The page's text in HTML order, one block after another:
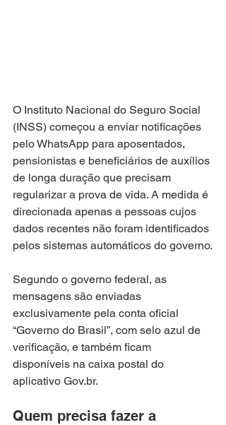
O Instituto Nacional do Seguro Social
(INSS) começou a enviar notificações
pelo WhatsApp para aposentados,
pensionistas e beneficiários de auxílios
de longa duração que precisam
regularizar a prova de vida. A medida é
direcionada apenas a pessoas cujos
dados recentes não foram identificados
pelos sistemas automáticos do governo.
Segundo o governo federal, as
mensagens são enviadas
exclusivamente pela conta oficial
“Governo do Brasil”, com selo azul de
verificação, e também ficam
disponíveis na caixa postal do
aplicativo Gov.br.
Quem precisa fazer a